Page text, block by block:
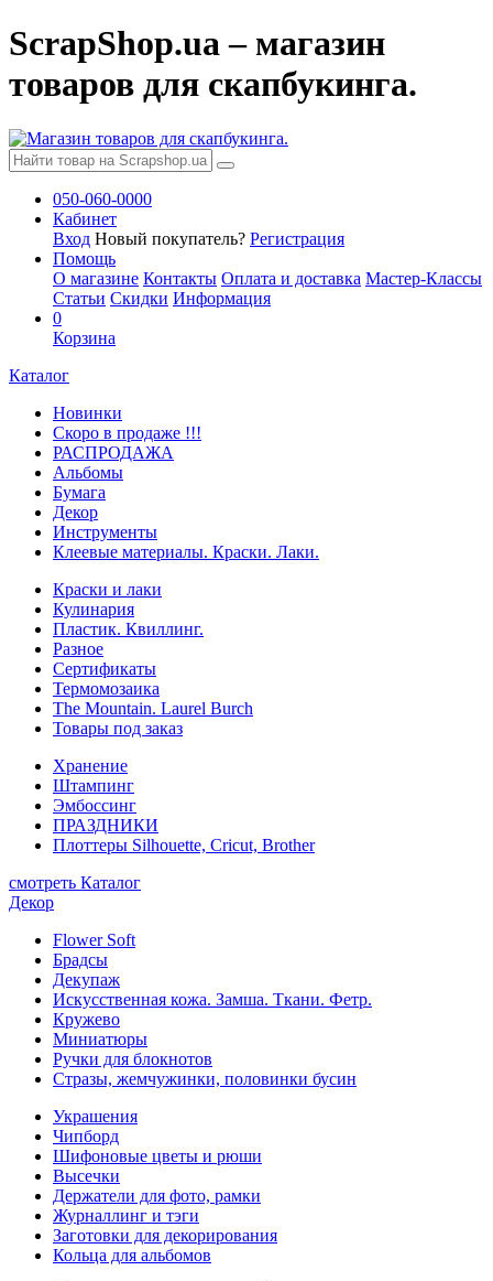
ScrapShop.ua – магазин
товаров для скапбукинга.
050-060-0000
Кабинет
Вход Новый покупатель? Регистрация
Помощь
О магазине Контакты Оплата и доставка Мастер-Классы
Статьи Скидки Информация
0
Корзина
Каталог
Новинки
Скоро в продаже !!!
РАСПРОДАЖА
Альбомы
Бумага
Декор
Инструменты
Клеевые материалы. Краски. Лаки.
Краски и лаки
Кулинария
Пластик. Квиллинг.
Разное
Сертификаты
Термомозаика
The Mountain. Laurel Burch
Товары под заказ
Хранение
Штампинг
Эмбоссинг
ПРАЗДНИКИ
Плоттеры Silhouette, Cricut, Brother
смотреть Каталог
Декор
Flower Soft
Брадсы
Декупаж
Искусственная кожа. Замша. Ткани. Фетр.
Кружево
Миниатюры
Ручки для блокнотов
Стразы, жемчужинки, половинки бусин
Украшения
Чипборд
Шифоновые цветы и рюши
Высечки
Держатели для фото, рамки
Журналлинг и тэги
Заготовки для декорирования
Кольца для альбомов